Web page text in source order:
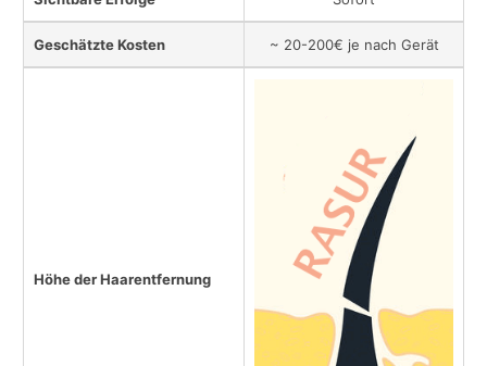
Geschätzte Kosten ~ 20-200€ je nach Gerät
Höhe der Haarentfernung